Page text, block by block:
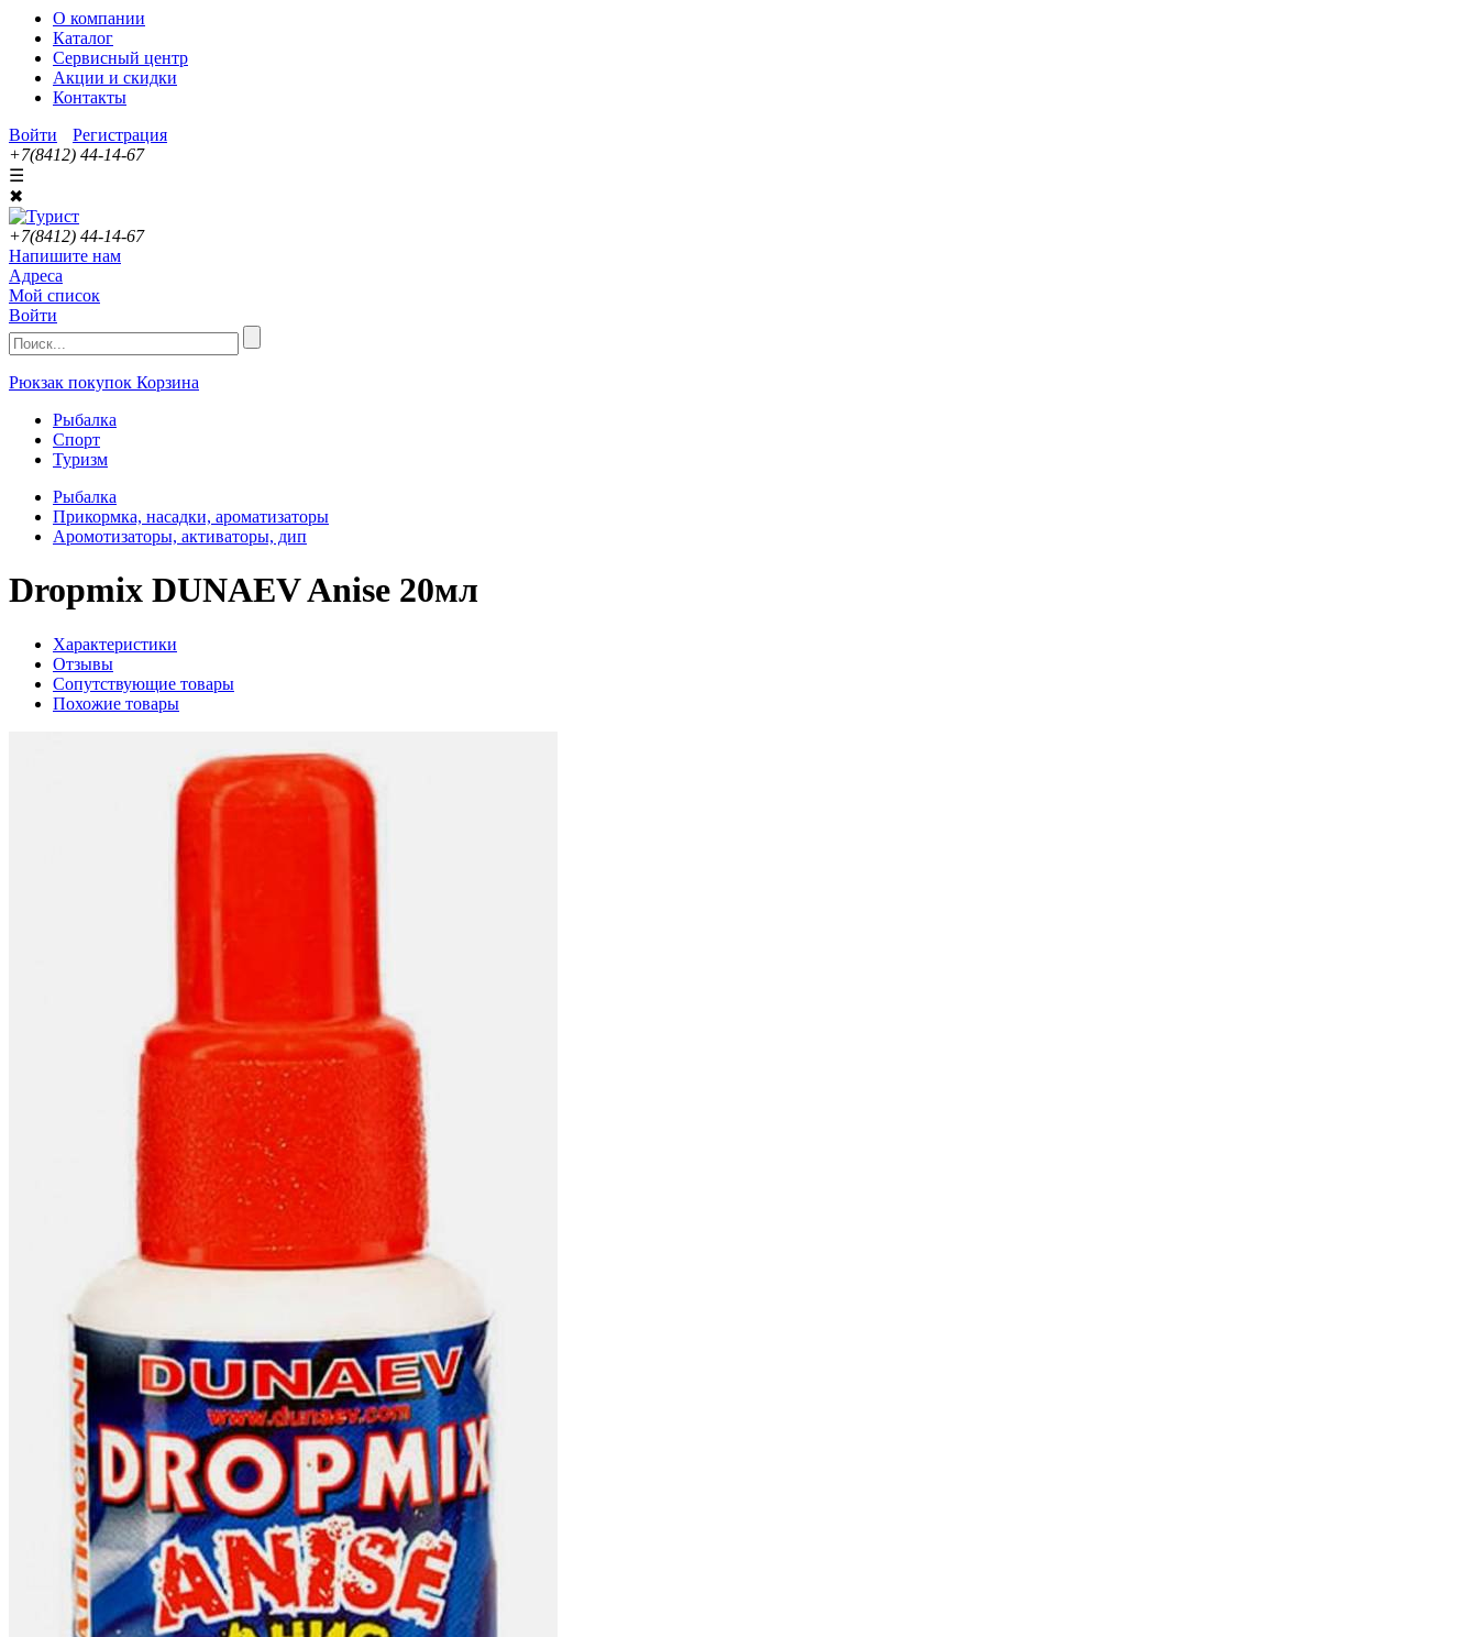
О компании
Каталог
Сервисный центр
Акции и скидки
Контакты
Войти
Регистрация
+7(8412) 44-14-67
☰
✖
+7(8412) 44-14-67
Напишите нам
Адреса
Мой список
Войти
Рюкзак покупок Корзина
Рыбалка
Спорт
Туризм
Рыбалка
Прикормка, насадки, ароматизаторы
Аромотизаторы, активаторы, дип
Dropmix DUNAEV Anise 20мл
Характеристики
Отзывы
Сопутствующие товары
Похожие товары